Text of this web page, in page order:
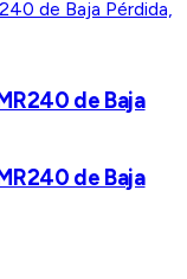
de Baja
de Baja